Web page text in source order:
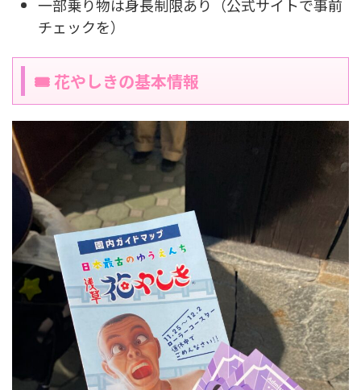
一部乗り物は身長制限あり（公式サイトで事前
チェックを）
🎟 花やしきの基本情報